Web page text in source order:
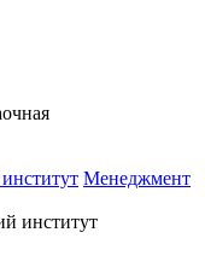
Менеджмент